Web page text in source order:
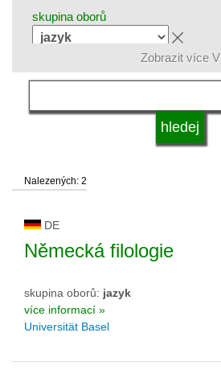
skupina oborů
jazyk
status vysoké školy
Zobrazit více V
Nalezených: 2
DE
Německá filologie
skupina oborů: jazyk
více informací »
Universität Basel